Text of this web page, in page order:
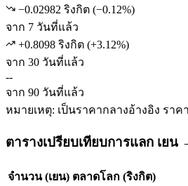
−0.02982 ริงกิต (−0.12%)
จาก 7 วันที่แล้ว
+0.8098 ริงกิต (+3.12%)
จาก 30 วันที่แล้ว
--
จาก 90 วันที่แล้ว
หมายเหตุ: เป็นราคากลางอ้างอิง รา
ตารางเปรียบเทียบการแลก เยน
จำนวน (เยน) ตลาดโลก (ริงกิต)